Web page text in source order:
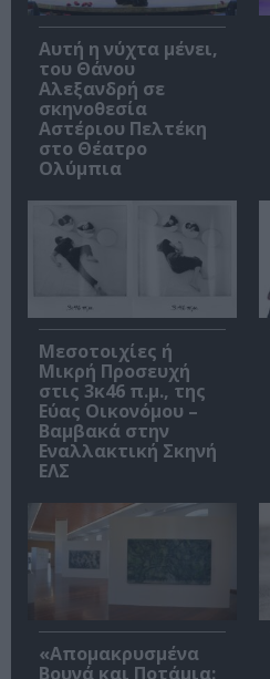
Αυτή η νύχτα μένει,
του Θάνου
Αλεξανδρή σε
σκηνοθεσία
Αστέριου Πελτέκη
στο Θέατρο
Ολύμπια
Μεσοτοιχίες ή
Μικρή Προσευχή
στις 3κ46 π.μ., της
Εύας Οικονόμου –
Βαμβακά στην
Εναλλακτική Σκηνή
ΕΛΣ
«Απομακρυσμένα
Βουνά και Ποτάμια: